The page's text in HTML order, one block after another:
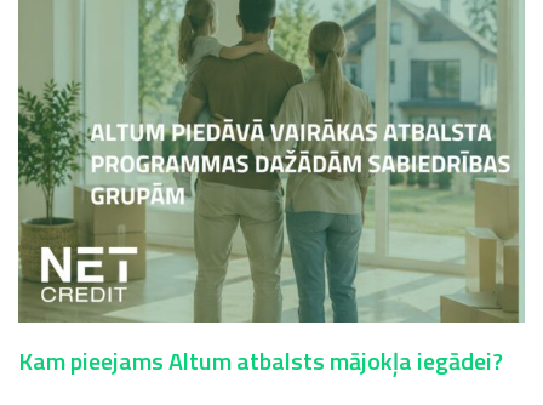
Kam pieejams Altum atbalsts mājokļa iegādei?